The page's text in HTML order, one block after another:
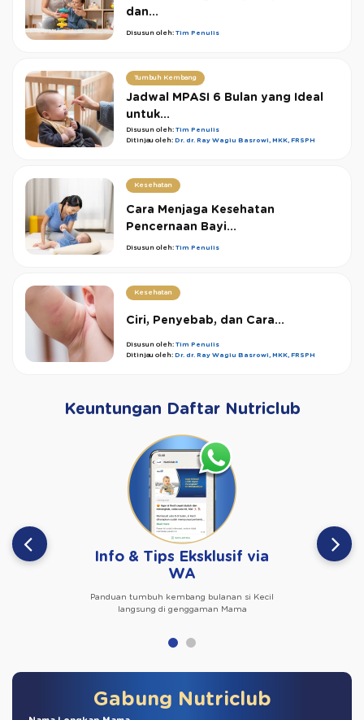
dan...
Disusun oleh: Tim Penulis
Tumbuh Kembang
Jadwal MPASI 6 Bulan yang Ideal
untuk...
Disusun oleh: Tim Penulis
Ditinjau oleh: Dr. dr. Ray Wagiu Basrowi, MKK, FRSPH
Kesehatan
Cara Menjaga Kesehatan
Pencernaan Bayi...
Disusun oleh: Tim Penulis
Kesehatan
Ciri, Penyebab, dan Cara...
Disusun oleh: Tim Penulis
Ditinjau oleh: Dr. dr. Ray Wagiu Basrowi, MKK, FRSPH
Keuntungan Daftar Nutriclub
Info & Tips Eksklusif via
WA
Panduan tumbuh kembang bulanan si Kecil
langsung di genggaman Mama
Gabung Nutriclub